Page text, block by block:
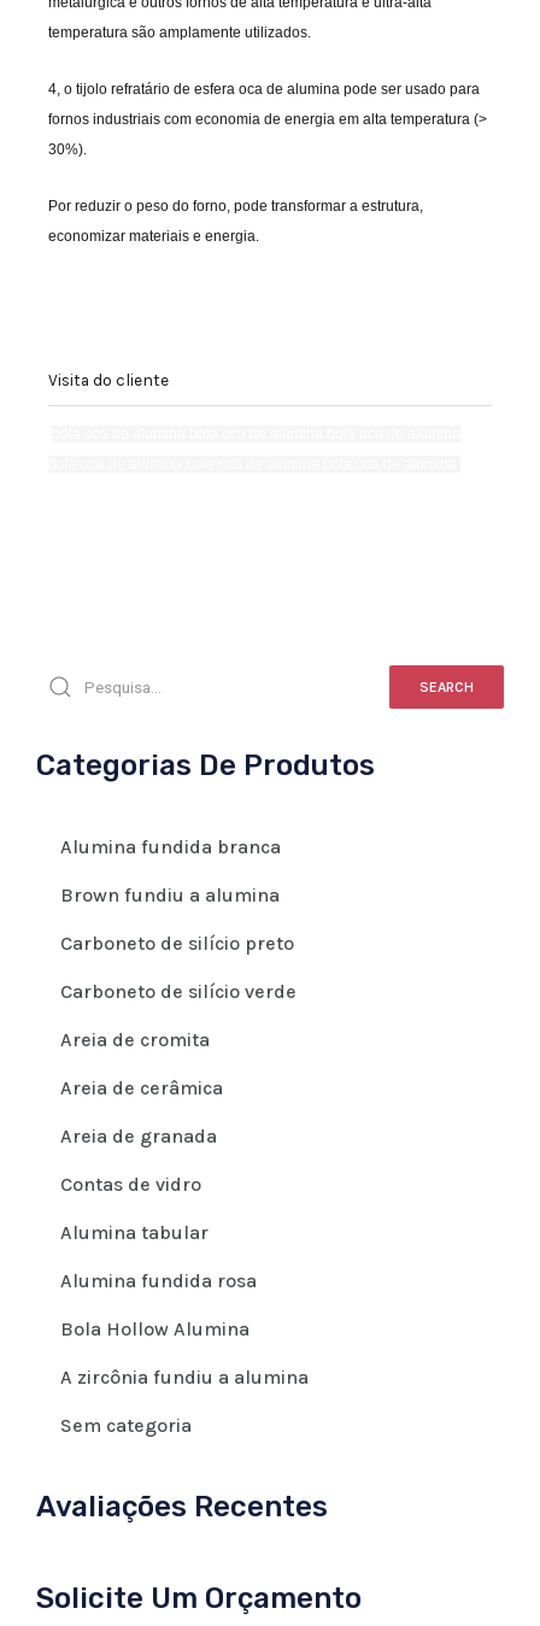
temperatura são amplamente utilizados.
4, o tijolo refratário de esfera oca de alumina pode ser usado para
fornos industriais com economia de energia em alta temperatura (>
30%).
Por reduzir o peso do forno, pode transformar a estrutura,
economizar materiais e energia.
Visita do cliente
SEARCH
Categorias De Produtos
Alumina fundida branca
Brown fundiu a alumina
Carboneto de silício preto
Carboneto de silício verde
Areia de cromita
Areia de cerâmica
Areia de granada
Contas de vidro
Alumina tabular
Alumina fundida rosa
Bola Hollow Alumina
A zircônia fundiu a alumina
Sem categoria
Avaliações Recentes
Solicite Um Orçamento